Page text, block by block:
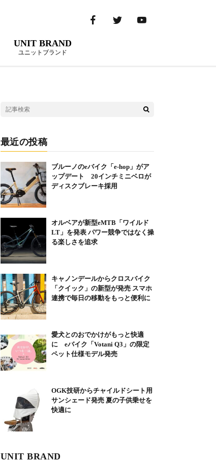
UNIT BRAND
ユニットブランド
最近の投稿
ブルーノのeバイク「e-hop」がア
ップデート 20インチミニベロが
ディスクブレーキ採用
オルベアが新型eMTB「ワイルド
LT」を発表 パワー競争ではなく操
る楽しさを追求
キャノンデールからクロスバイク
「クイック」の新型が発売 スマホ
連携で毎日の移動をもっと便利に
愛犬とのおでかけがもっと快適
に eバイク「Votani Q3」の限定
ペット仕様モデル発売
OGK技研からチャイルドシート用
サンシェード発売 夏の子供乗せを
快適に
UNIT BRAND